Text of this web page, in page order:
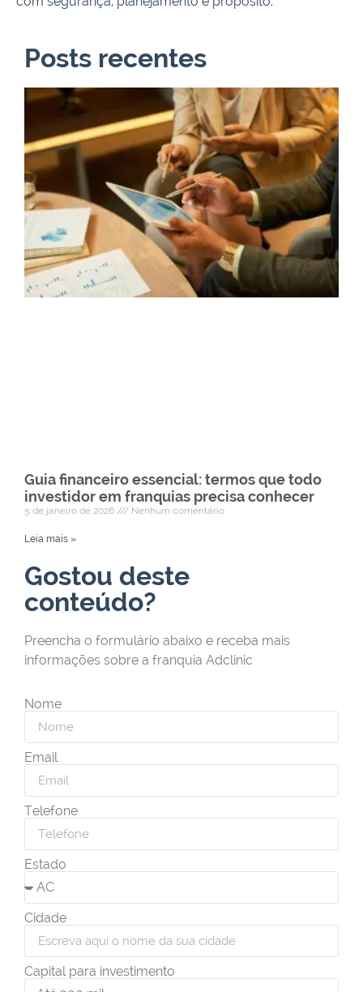
Posts recentes
Guia financeiro essencial: termos que todo
investidor em franquias precisa conhecer
5 de janeiro de 2026 Nenhum comentário
Leia mais »
Gostou deste
conteúdo?
Preencha o formulário abaixo e receba mais
informações sobre a franquia Adclinic
Nome
Email
Telefone
Estado
Cidade
Capital para investimento